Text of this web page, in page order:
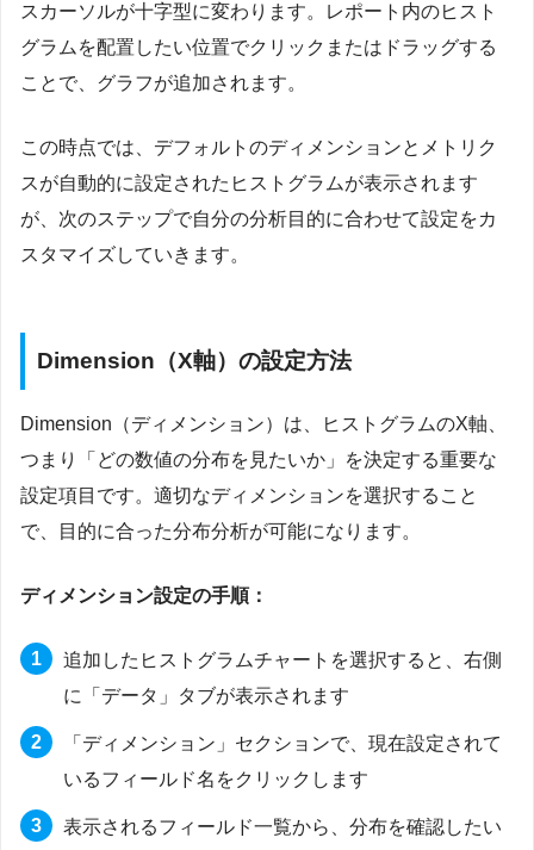
スカーソルが十字型に変わります。レポート内のヒスト
グラムを配置したい位置でクリックまたはドラッグする
ことで、グラフが追加されます。
この時点では、デフォルトのディメンションとメトリク
スが自動的に設定されたヒストグラムが表示されます
が、次のステップで自分の分析目的に合わせて設定をカ
スタマイズしていきます。
Dimension（X軸）の設定方法
Dimension（ディメンション）は、ヒストグラムのX軸、
つまり「どの数値の分布を見たいか」を決定する重要な
設定項目です。適切なディメンションを選択すること
で、目的に合った分布分析が可能になります。
ディメンション設定の手順：
追加したヒストグラムチャートを選択すると、右側
に「データ」タブが表示されます
「ディメンション」セクションで、現在設定されて
いるフィールド名をクリックします
表示されるフィールド一覧から、分布を確認したい